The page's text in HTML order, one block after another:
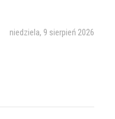
niedziela, 9 sierpień 2026